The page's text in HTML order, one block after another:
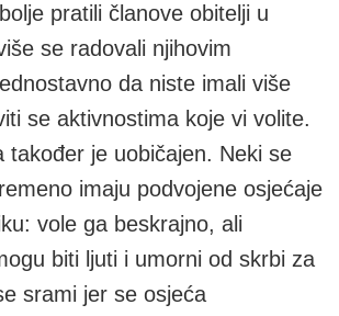
pratili članove obitelji u
se radovali njihovim
da niste imali više
se aktivnostima koje vi volite.
također je uobičajen. Neki se
imaju podvojene osjećaje
vole ga beskrajno, ali
biti ljuti i umorni od skrbi za
srami jer se osjeća